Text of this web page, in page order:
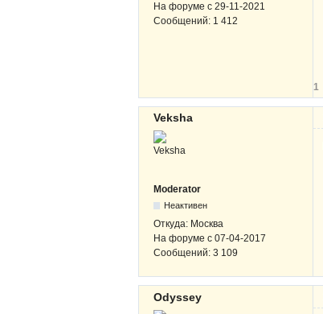
На форуме с 29-11-2021
Сообщений: 1 412
1
Veksha
Moderator
Неактивен
Откуда: Москва
На форуме с 07-04-2017
Сообщений: 3 109
Odyssey